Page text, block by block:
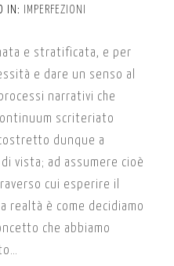
IN: IMPERFEZIONI
e stratificata, e per
e dare un senso al
narrativi che
scriteriato
dunque a
vista; ad assumere cioè
cui esperire il
realtà è come decidiamo
che abbiamo